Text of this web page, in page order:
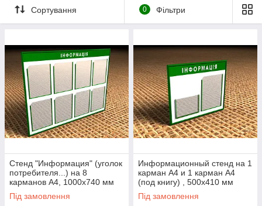
Правила торгівлі
Правила пожежної безпеки.
Сортування 0 Фільтри
Стенд "Информация" (уголок
потребителя...) на 8
карманов А4, 1000х740 мм
Ташута (21-12020)
Під замовлення
Информационный стенд на 1
карман А4 и 1 карман А4
(под книгу) , 500х410 мм
Ташута (21-12120)
Під замовлення